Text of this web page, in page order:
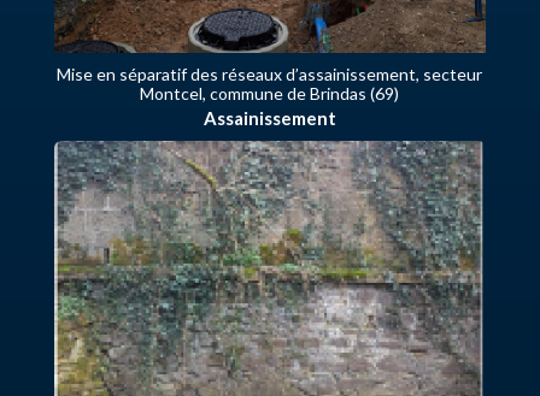
Mise en séparatif des réseaux d’assainissement, secteur
Montcel, commune de Brindas (69)
Assainissement